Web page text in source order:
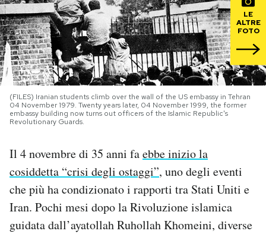
PODCAST
NEWSLETTER
I MIEI PREFERITI
SHOP
AREA PERSONALE
Area Personale
LE
ALTRE
FOTO
(FILES) Iranian students climb over the wall of the US embassy in Tehran
04 November 1979. Twenty years later, 04 November 1999, the former
embassy building now turns out officers of the Islamic Republic's
Revolutionary Guards.
Il 4 novembre di 35 anni faebbe inizio la
cosiddetta “crisi degli ostaggi”, uno degli eventi
che più ha condizionato i rapporti tra Stati Uniti e
Iran. Pochi mesi dopo la Rivoluzione islamica
guidata dall’ayatollah Ruhollah Khomeini, diverse